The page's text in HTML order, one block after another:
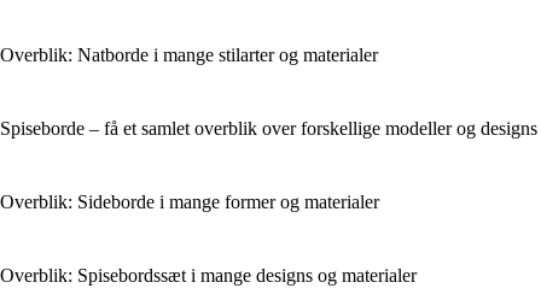
Overblik: Natborde i mange stilarter og materialer
Spiseborde – få et samlet overblik over forskellige modeller og designs
Overblik: Sideborde i mange former og materialer
Overblik: Spisebordssæt i mange designs og materialer